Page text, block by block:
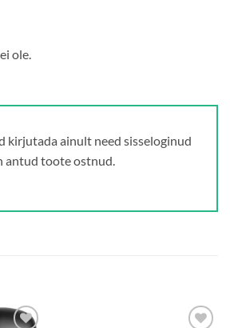
ole.
kirjutada ainult need sisseloginud
antud toote ostnud.